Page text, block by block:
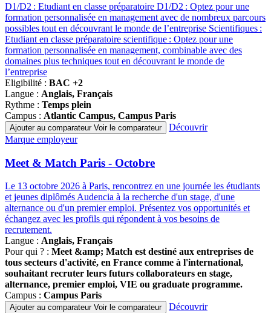
D1/D2 : Etudiant en classe préparatoire D1/D2 : Optez pour une
formation personnalisée en management avec de nombreux parcours
possibles tout en découvrant le monde de l’entreprise Scientifiques :
Etudiant en classe préparatoire scientifique : Optez pour une
formation personnalisée en management, combinable avec des
domaines plus techniques tout en découvrant le monde de
l’entreprise
Eligibilité : BAC +2
Langue : Anglais, Français
Rythme : Temps plein
Campus : Atlantic Campus, Campus Paris
Ajouter au comparateur Voir le comparateur
Découvrir
Famille
programmes
Marque employeur
Meet & Match Paris - Octobre
Le 13 octobre 2026 à Paris, rencontrez en une journée les étudiants
et jeunes diplômés Audencia à la recherche d'un stage, d'une
alternance ou d'un premier emploi. Présentez vos opportunités et
échangez avec les profils qui répondent à vos besoins de
recrutement.
Langue : Anglais, Français
Pour qui ? : Meet &amp; Match est destiné aux entreprises de
tous secteurs d'activité, en France comme à l'international,
souhaitant recruter leurs futurs collaborateurs en stage,
alternance, premier emploi, VIE ou graduate programme.
Campus : Campus Paris
Ajouter au comparateur Voir le comparateur
Découvrir